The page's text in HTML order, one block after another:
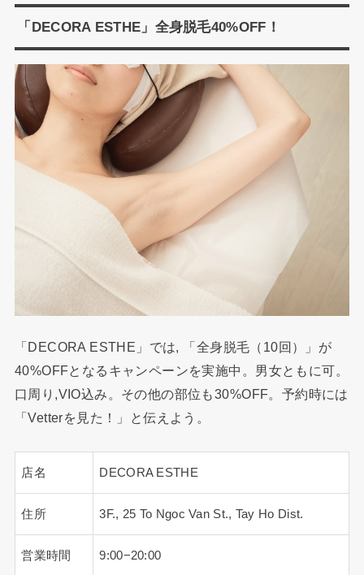
「DECORA ESTHE」全身脱毛40%OFF！
「DECORA ESTHE」では, 「全身脱毛（10回）」が
40%OFFとなるキャンペーンを実施中。男女ともに可。
口周り,VIO込み。その他の部位も30%OFF。予約時には
「Vetterを見た！」と伝えよう。
店名 DECORA ESTHE
住所 3F., 25 To Ngoc Van St., Tay Ho Dist.
営業時間 9:00−20:00